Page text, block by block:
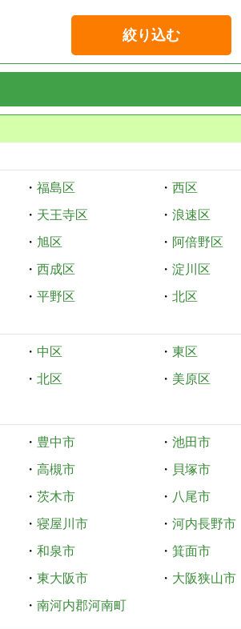
絞り込む
・ 福島区 ・ 西区
・ 天王寺区 ・ 浪速区
・ 旭区 ・ 阿倍野区
・ 西成区 ・ 淀川区
・ 平野区 ・ 北区
・ 中区 ・ 東区
・ 北区 ・ 美原区
・ 豊中市 ・ 池田市
・ 高槻市 ・ 貝塚市
・ 茨木市 ・ 八尾市
・ 寝屋川市 ・ 河内長野市
・ 和泉市 ・ 箕面市
・ 東大阪市 ・ 大阪狭山市
・ 南河内郡河南町